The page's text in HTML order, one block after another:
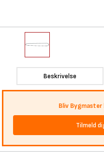
Beskrivelse
Bliv Bygmaster
Tilmeld